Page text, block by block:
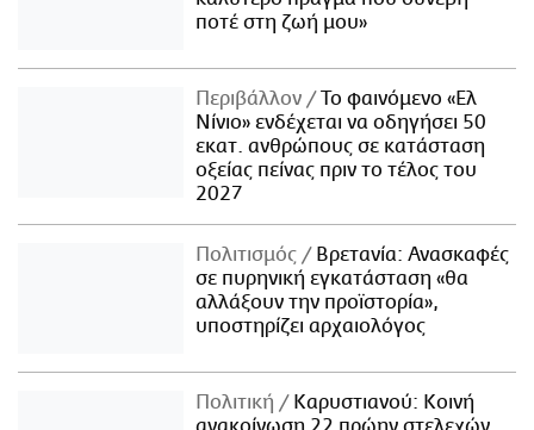
ποτέ στη ζωή μου»
Περιβάλλον
Το φαινόμενο «Ελ
Νίνιο» ενδέχεται να οδηγήσει 50
εκατ. ανθρώπους σε κατάσταση
οξείας πείνας πριν το τέλος του
2027
Πολιτισμός
Βρετανία: Ανασκαφές
σε πυρηνική εγκατάσταση «θα
αλλάξουν την προϊστορία»,
υποστηρίζει αρχαιολόγος
Πολιτική
Καρυστιανού: Κοινή